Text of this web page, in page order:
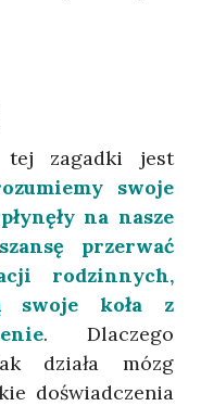
tej zagadki jest
swoje
na nasze
przerwać
rodzinnych,
swoje koła z
. Dlaczego
działa mózg
doświadczenia